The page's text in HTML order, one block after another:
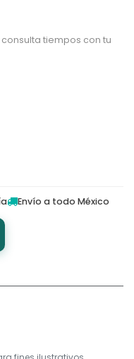
tiempos con tu
Envío a todo México